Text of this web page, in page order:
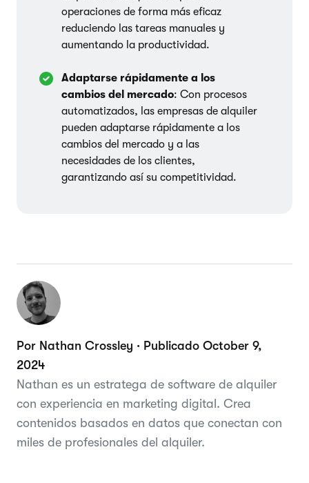
operaciones de forma más eficaz
reduciendo las tareas manuales y
aumentando la productividad.
Adaptarse rápidamente a los
cambios del mercado: Con procesos
automatizados, las empresas de alquiler
pueden adaptarse rápidamente a los
cambios del mercado y a las
necesidades de los clientes,
garantizando así su competitividad.
Por Nathan Crossley · Publicado October 9,
2024
Nathan es un estratega de software de alquiler
con experiencia en marketing digital. Crea
contenidos basados en datos que conectan con
miles de profesionales del alquiler.